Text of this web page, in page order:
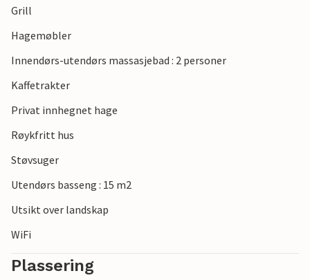
Grill
Hagemøbler
Innendørs-utendørs massasjebad : 2 personer
Kaffetrakter
Privat innhegnet hage
Røykfritt hus
Støvsuger
Utendørs basseng : 15 m2
Utsikt over landskap
WiFi
Plassering